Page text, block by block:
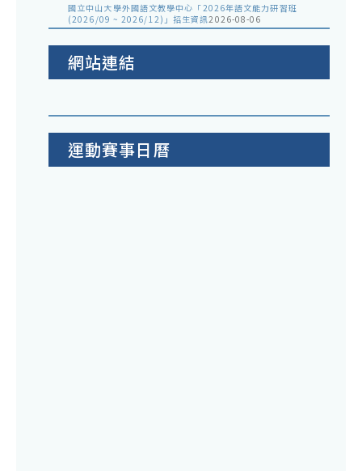
國立中山大學外國語文教學中心「2026年語文能力研習班
(2026/09 ~ 2026/12)」招生資訊2026-08-06
網站連結
運動賽事日曆